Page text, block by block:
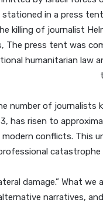
in a press
killing of journalist
The press tent was
humanitarian law
number of journalists
has risen to
conflicts. This
damage.” What
narratives,